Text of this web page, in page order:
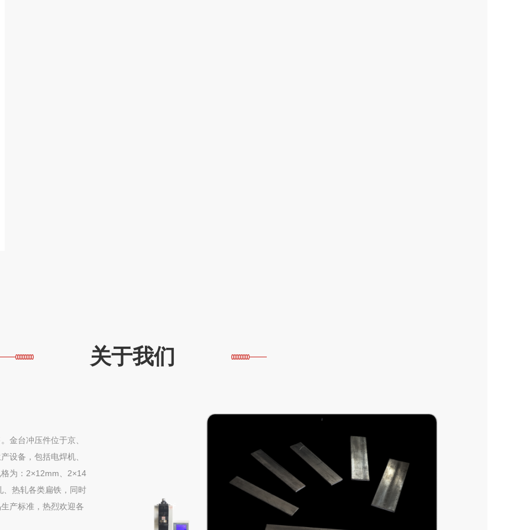
关于我们
金台冲压件位于京、
设备，包括电焊机、
为：2×12mm、2×14
热轧各类扁铁，同时
产标准，热烈欢迎各